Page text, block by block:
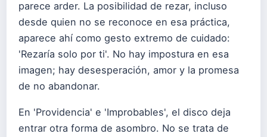
parece arder. La posibilidad de rezar, incluso
desde quien no se reconoce en esa práctica,
aparece ahí como gesto extremo de cuidado:
'Rezaría solo por ti'. No hay impostura en esa
imagen; hay desesperación, amor y la promesa
de no abandonar.
En 'Providencia' e 'Improbables', el disco deja
entrar otra forma de asombro. No se trata de